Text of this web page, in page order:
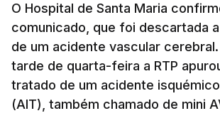
O Hospital de Santa Maria
comunicado, que foi descartada
de um acidente vascular
tarde de quarta-feira a RTP
tratado de um acidente
(AIT), também chamado de mini